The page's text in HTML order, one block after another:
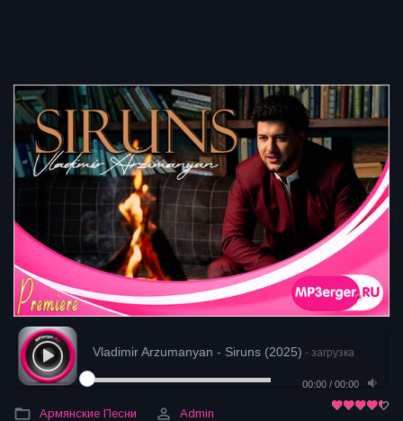
Vladimir Arzumanyan - Siruns (2025) - загрузка
00:00 / 00:00
Армянские Песни Admin